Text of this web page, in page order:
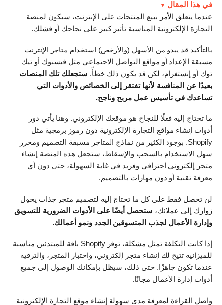
في هذا المقال
عندما يتعلق الأمر ببيع المنتجات على الإنترنت، سيكون لمنصة
التجارة الإلكترونية المناسبة تأثير كبير على نجاحك أو فشلك.
بالتأكيد قد يبدو من الأسهل (والأرخص) استخدام متاجر الإنترنت
مسبقة الإعداد أو مواقع التواصل الاجتماعي مثل فيسبوك أو تيك
توك أو إنستغرام، لكن قد يكون ذلك خطأً. ستجعلك تلك المنصات
بعيدًا عن المنافسة لأنها تفتقر إلى الخصائص والأدوات التي
تساعدك في تأسيس عمل مربح وناجح.
ما تحتاج إليه فعلًا للنجاح هو موقعك الإلكتروني. وهنا يأتي دور
أدوات إنشاء مواقع التجارة الإلكترونية دون رموز برمجية مثل
Shopify. بوجود الكثير من نماذج المتاجر مسبقة التصميم ومحرر
سهل الاستخدام بالسحب والإسقاط، ستجعل هذه المنصة إنشاء
متجر إلكتروني احترافي وفريد في غاية السهولة، حتى دون أي
معرفة تقنية أو دون مهارات بالتصميم.
لن تحصل فقط على كل ما تحتاج إليه لتصميم متجر جذاب يحول
زوارك إلى عملائك، ستحصل أيضًا على الأدوات الضرورية للتسويق
وإدارة الأعمال لجذب المتسوقين الجدد ونمو أعمالك.
إذا كانت التكلفة تمثل مشكلة، توفر Shopify باقة للمبتدئين مناسبة
للميزانية تتيح لك إنشاء متجر إلكتروني، واختبار المتجر، والترقية
عندما تكون جاهزًا. حتى ذلك، سيظل بإمكانك الوصول إلى جميع
أدوات إدارة الأعمال مجانًا.
واصل القراءة لمعرفة مدى سهولة إنشاء موقع التجارة الإلكترونية